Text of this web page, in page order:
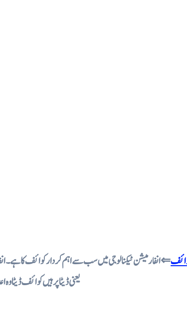
کوائف⇐ انفارمیشن ٹیکنا لوجی میں سب سے اہم کردار کوائف کا ہے۔
یعنی ڈیٹا پر ہیں کوائف ڈیٹا